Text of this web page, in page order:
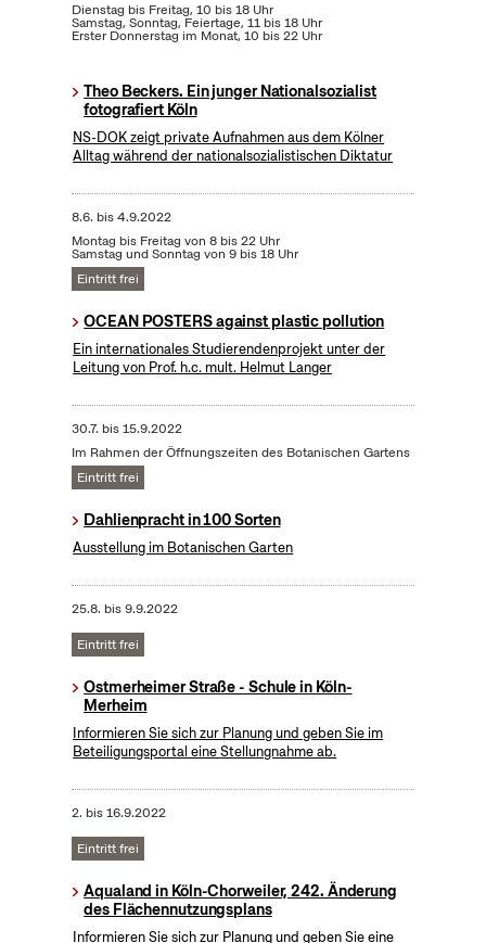
Dienstag bis Freitag, 10 bis 18 Uhr
Samstag, Sonntag, Feiertage, 11 bis 18 Uhr
Erster Donnerstag im Monat, 10 bis 22 Uhr
Theo Beckers. Ein junger Nationalsozialist
fotografiert Köln
NS-DOK zeigt private Aufnahmen aus dem Kölner
Alltag während der nationalsozialistischen Diktatur
8.6. bis4.9.2022
Montag bis Freitag von 8 bis 22 Uhr
Samstag und Sonntag von 9 bis 18 Uhr
Eintritt frei
OCEAN POSTERS against plastic pollution
Ein internationales Studierendenprojekt unter der
Leitung von Prof. h.c. mult. Helmut Langer
30.7. bis15.9.2022
Im Rahmen der Öffnungszeiten des Botanischen Gartens
Eintritt frei
Dahlienpracht in 100 Sorten
Ausstellung im Botanischen Garten
25.8. bis9.9.2022
Eintritt frei
Ostmerheimer Straße - Schule in Köln-
Merheim
Informieren Sie sich zur Planung und geben Sie im
Beteiligungsportal eine Stellungnahme ab.
2. bis16.9.2022
Eintritt frei
Aqualand in Köln-Chorweiler, 242. Änderung
des Flächennutzungsplans
Informieren Sie sich zur Planung und geben Sie eine